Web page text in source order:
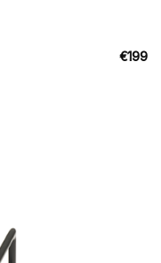
€199